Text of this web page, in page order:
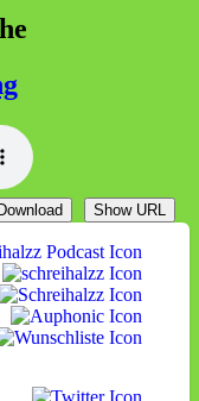
Download Show URL